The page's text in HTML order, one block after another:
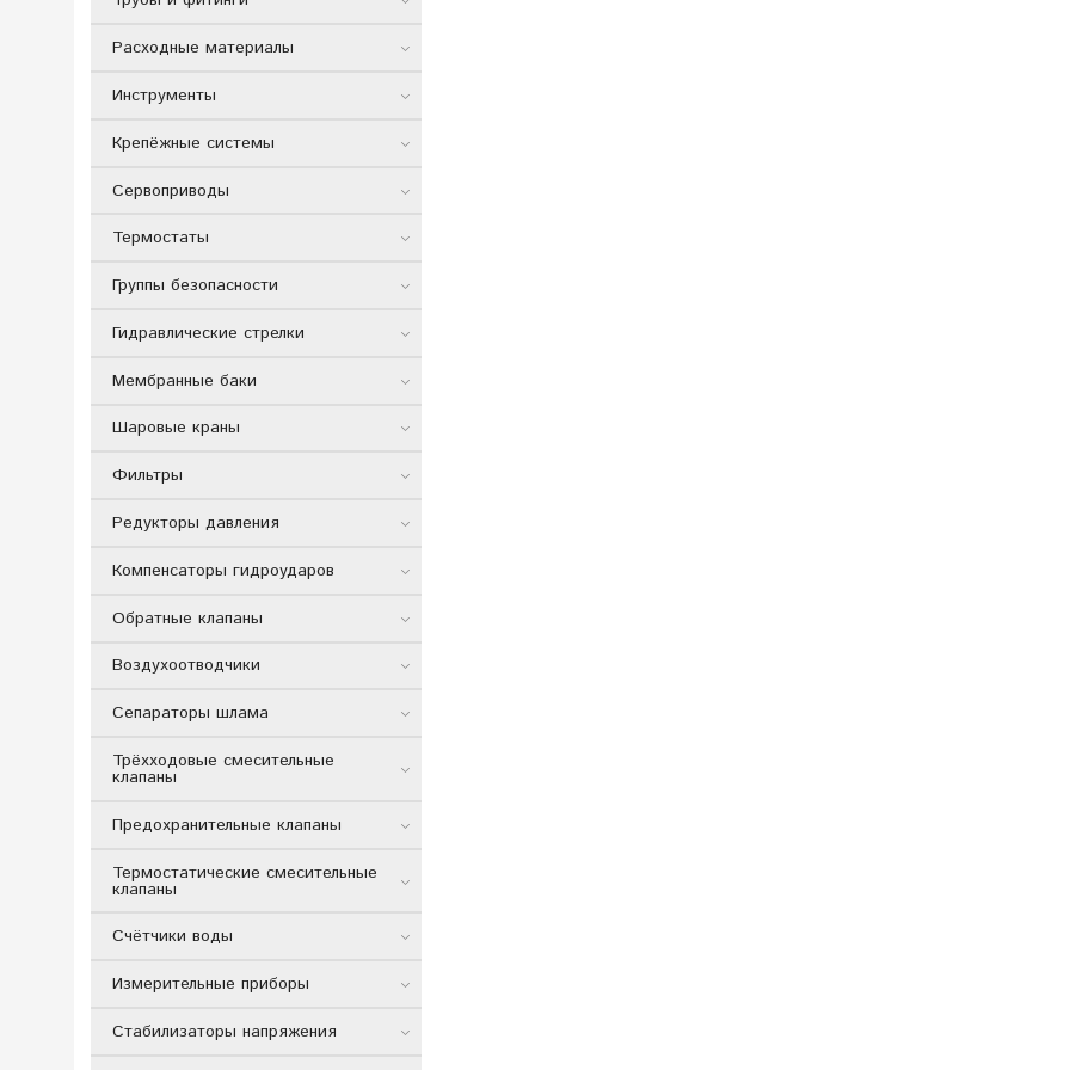
Расходные материалы
Инструменты
Крепёжные системы
Сервоприводы
Термостаты
Группы безопасности
Гидравлические стрелки
Мембранные баки
Шаровые краны
Фильтры
Редукторы давления
Компенсаторы гидроударов
Обратные клапаны
Воздухоотводчики
Сепараторы шлама
Трёхходовые смесительные
клапаны
Предохранительные клапаны
Термостатические смесительные
клапаны
Счётчики воды
Измерительные приборы
Стабилизаторы напряжения